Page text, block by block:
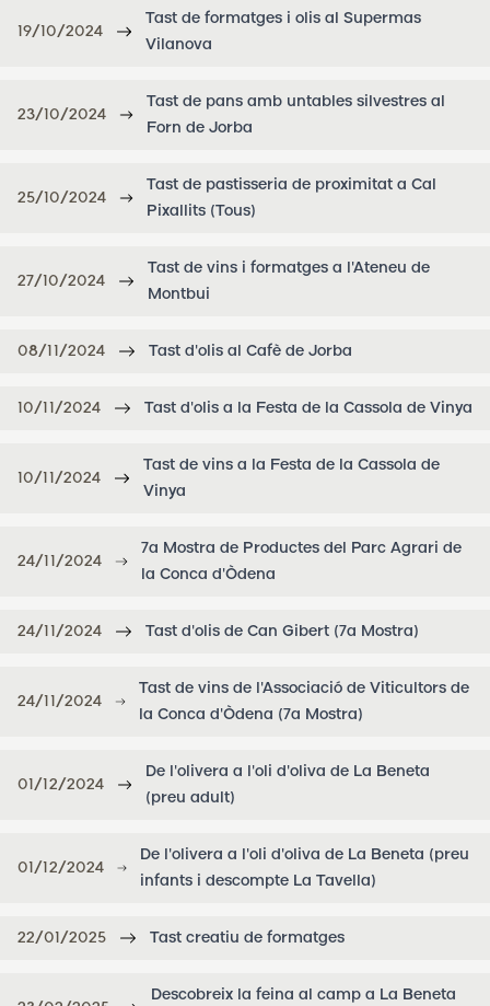
19/10/2024
Tast de formatges i olis al Supermas
Vilanova
23/10/2024
Tast de pans amb untables silvestres al
Forn de Jorba
25/10/2024
Tast de pastisseria de proximitat a Cal
Pixallits (Tous)
27/10/2024
Tast de vins i formatges a l'Ateneu de
Montbui
08/11/2024 Tast d'olis al Cafè de Jorba
10/11/2024 Tast d'olis a la Festa de la Cassola de Vinya
10/11/2024
Tast de vins a la Festa de la Cassola de
Vinya
24/11/2024
7a Mostra de Productes del Parc Agrari de
la Conca d'Òdena
24/11/2024 Tast d'olis de Can Gibert (7a Mostra)
24/11/2024
Tast de vins de l'Associació de Viticultors de
la Conca d'Òdena (7a Mostra)
01/12/2024
De l'olivera a l'oli d'oliva de La Beneta
(preu adult)
01/12/2024
De l'olivera a l'oli d'oliva de La Beneta (preu
infants i descompte La Tavella)
22/01/2025 Tast creatiu de formatges
Descobreix la feina al camp a La Beneta